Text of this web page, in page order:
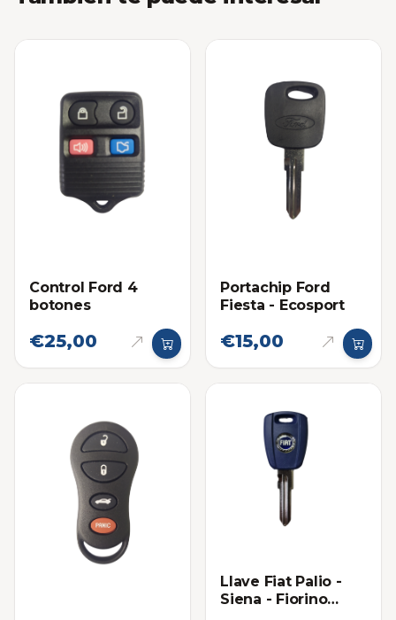
Control Ford 4
botones
€25,00
Portachip Ford
Fiesta - Ecosport
€15,00
Llave Fiat Palio -
Siena - Fiorino